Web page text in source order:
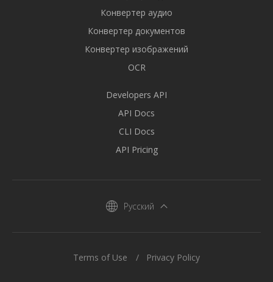
Конвертер аудио
Конвертер документов
Конвертер изображений
OCR
Developers API
API Docs
CLI Docs
API Pricing
Русский
Terms of Use Privacy Policy